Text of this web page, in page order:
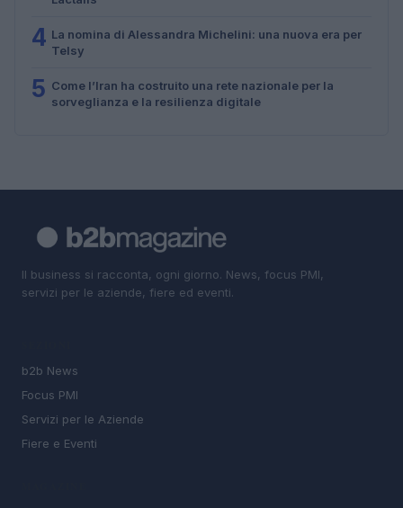
4 La nomina di Alessandra Michelini: una nuova era per
Telsy
5 Come l’Iran ha costruito una rete nazionale per la
sorveglianza e la resilienza digitale
Il business si racconta, ogni giorno. News, focus PMI,
servizi per le aziende, fiere ed eventi.
b2b News
Focus PMI
Servizi per le Aziende
Fiere e Eventi